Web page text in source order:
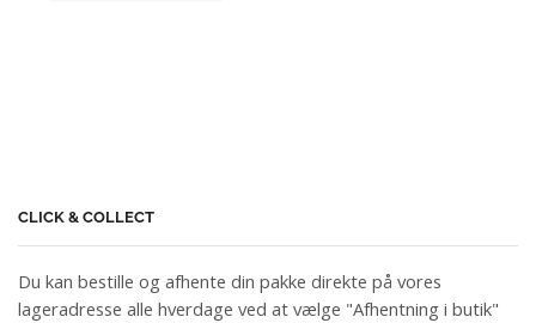
CLICK & COLLECT
Du kan bestille og afhente din pakke direkte på vores
lageradresse alle hverdage ved at vælge "Afhentning i butik"